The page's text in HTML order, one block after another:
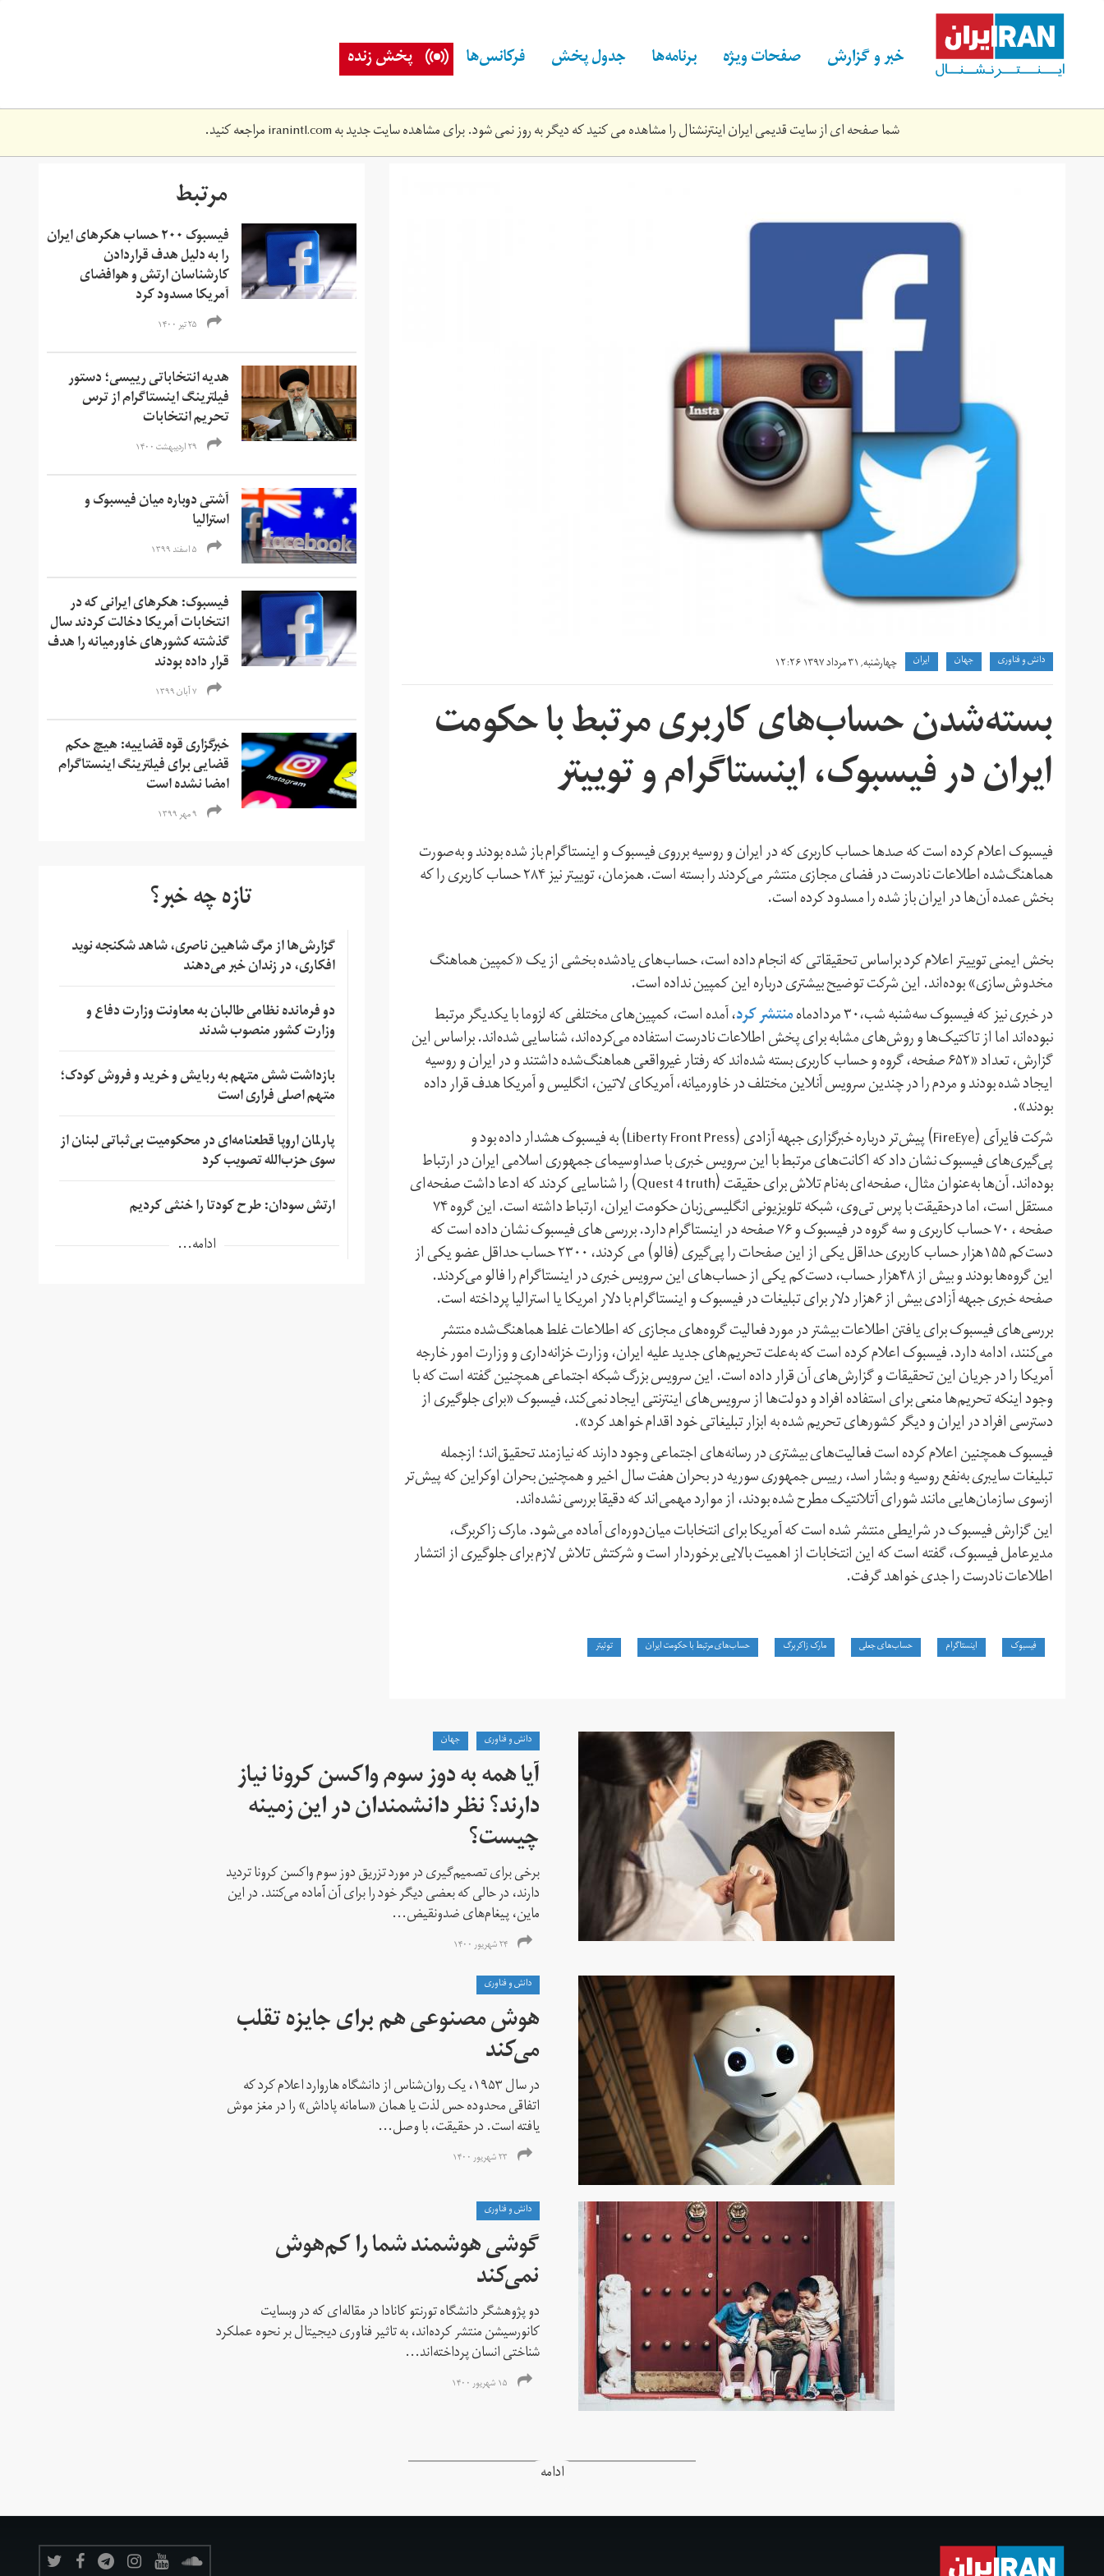
content خبر و گزارش صفحات ویژه برنامه‌ها جدول پخش فرکانس‌ها پخش زنده
شما صفحه ای از سایت قدیمی ایران اینترنشنال را مشاهده می کنید که دیگر به روز نمی شود. برای مشاهده سایت جدید بهiranintl.comمراجعه کنید.
دانش و فناوری جهان ايران چهارشنبه, ۳۱ مرداد ۱۳۹۷ ۱۲:۲۶
بسته‌شدن حساب‌های کاربری مرتبط با حکومت
ایران در فیسبوک، اینستاگرام و توییتر
فیسبوک اعلام کرده است که صدها حساب کاربری که در ایران و روسیه برروی فیسبوک و اینستاگرام باز شده بودند و به‌صورت
هماهنگ‌شده اطلاعات نادرست در فضای مجازی منتشر می‌کردند را بسته است. همزمان، توییتر نیز ۲۸۴ حساب کاربری را که
بخش عمده آن‌ها در ایران باز شده را مسدود کرده است.
بخش ایمنی توییتر اعلام کرد براساس تحقیقاتی که انجام داده است، حساب‌های یادشده بخشی از یک «کمپین هماهنگ
مخدوش‌سازی» بوده‌اند. این شرکت توضیح بیشتری درباره این کمپین نداده است.
در خبری نیز که فیسبوک سه‌شنبه شب،۳۰ مردادماه
منتشر کرد، آمده است، کمپین‌های مختلفی که لزوما با یکدیگر مرتبط
نبوده‌اند اما از تاکتیک‌‌ها و روش‌های مشابه برای پخش اطلاعات نادرست استفاده می‌کرده‌اند، شناسایی شده‌اند. براساس این
گزارش، تعداد «۶۵۲ صفحه، گروه و حساب کاربری بسته شده‌اند که رفتار غیرواقعی هماهنگ‌شده داشتند و در ایران و روسیه
ایجاد شده بودند و مردم را در چندین سرویس آنلاین مختلف در خاورمیانه، آمریکای لاتین، انگلیس و آمریکا هدف قرار داده
بودند».
شرکت فایرآی (FireEye) پیش‌تر درباره خبرگزاری جبهه آزادی (Liberty Front Press) به فیسبوک هشدار داده بود و
پی‌گیری‌های فیسبوک نشان داد که اکانت‌های مرتبط با این سرویس خبری با صداوسیمای جمهوری اسلامی ایران در ارتباط
بوده‌اند. آن‌ها به‌عنوان مثال، صفحه‌ای به‌نام تلاش برای حقیقت (Quest 4 truth) را شناسایی کردند که ادعا داشت صفحه‌ای
مستقل است، اما درحقیقت با پرس تی‌وی، شبکه تلویزیونی انگلیسی‌زبان حکومت ایران، ارتباط داشته است. این گروه ۷۴
صفحه ، ۷۰ حساب کاربری و سه گروه در فیسبوک و ۷۶ صفحه در اینستاگرام دارد. بررسی های فیسبوک نشان داده است که
دست‌کم ۱۵۵هزار حساب کاربری حداقل یکی از این صفحات را پی‌گیری (فالو) می کردند، ۲۳۰۰ حساب حداقل عضو یکی از
این گروه‌ها بودند و بیش از ۴۸هزار حساب، دست‌کم یکی از حساب‌های این سرویس خبری در اینستاگرام را فالو می‌کردند.
صفحه خبری جبهه آزادی بیش از ۶هزار دلار برای تبلیغات در فیسبوک و اینستاگرام با دلار امریکا یا استرالیا پرداخته است.
بررسی‌های فیسبوک برای یافتن اطلاعات بیشتر در مورد فعالیت گروه‌های مجازی که اطلاعات غلط هماهنگ‌شده منتشر
می‌کنند، ادامه دارد. فیسبوک اعلام کرده است که به‌علت تحریم‌های جدید علیه ایران، وزارت خزانه‌داری و وزارت امور خارجه
آمریکا را در جریان این تحقیقات و گزارش‌های آن قرار داده است. این سرویس بزرگ شبکه اجتماعی همچنین گفته است که با
وجود اینکه تحریم‌ها منعی برای استفاده افراد و دولت‌ها از سرویس‌های اینترنتی ایجاد نمی‌کند، فیسبوک «برای جلوگیری از
دسترسی افراد در ایران و دیگر کشورهای تحریم شده به ابزار تبلیغاتی خود اقدام خواهد کرد».
فیسبوک همچنین اعلام کرده است فعالیت‌های بیشتری در رسانه‌های اجتماعی وجود دارند که نیازمند تحقیق‌اند؛ ازجمله
تبلیغات سایبری به‌نفع روسیه و بشار اسد، رییس‌ جمهوری سوریه در بحران هفت سال اخیر و همچنین بحران اوکراین که پیش‌تر
ازسوی سازمان‌هایی مانند شورای آتلانتیک مطرح شده بودند، از موارد مهمی‌اند که دقیقا بررسی نشده‌اند.
این گزارش فیسبوک در شرایطی منتشر شده است که آمریکا برای انتخابات میان‌دوره‌ای آماده می‌شود. مارک زاکربرگ،
مدیرعامل فیسبوک، گفته است که این انتخابات از اهمیت بالایی برخوردار است و شرکتش تلاش لازم برای جلوگیری از انتشار
اطلاعات نادرست را جدی خواهد گرفت.
فیسبوک اینستاگرام حساب‌های جعلی مارک زاکربرگ حساب‌های مرتبط با حکومت ایران توئیتر
مرتبط
فیسبوک ۲۰۰ حساب هکرهای ایران
را به دلیل هدف قراردادن
کارشناسان ارتش و هوافضای
آمریکا مسدود کرد
۲۵ تیر ۱۴۰۰
هدیه انتخاباتی رییسی؛ دستور
فیلترینگ اینستاگرام از ترس
تحریم انتخابات
۲۹ اردیبهشت ۱۴۰۰
آشتی دوباره میان فیسبوک و
استرالیا
۵ اسفند ۱۳۹۹
فیسبوک: هکرهای ایرانی که در
انتخابات آمریکا دخالت کردند سال
گذشته کشورهای خاورمیانه را هدف
قرار داده بودند
۷ آبان ۱۳۹۹
خبرگزاری قوه قضاییه: هیچ حکم
قضایی برای فیلترینگ اینستاگرام
امضا نشده است
۹ مهر ۱۳۹۹
تازه چه خبر؟
گزارش‌ها از مرگ شاهین ناصری، شاهد شکنجه نوید
افکاری، در زندان خبر می‌دهند
دو فرمانده نظامی طالبان به معاونت وزارت دفاع و
وزارت کشور منصوب شدند
بازداشت شش متهم به ربایش و خرید و فروش کودک؛
متهم اصلی فراری است
پارلمان اروپا قطعنامه‌ای در محکومیت بی‌ثباتی لبنان از
سوی حزب‌الله تصویب کرد
ارتش سودان: طرح کودتا را خنثی کردیم
ادامه...
دانش و فناوری جهان
آیا همه به دوز سوم واکسن کرونا نیاز
دارند؟ نظر دانشمندان در این زمینه
چیست؟
برخی برای تصمیم‌گیری در مورد تزریق دوز سوم واکسن کرونا تردید
دارند، در حالی که بعضی دیگر خود را برای آن آماده می‌کنند. در این
ماین، پیغام‌های ضدونقیض...
۲۴ شهریور ۱۴۰۰
دانش و فناوری
هوش مصنوعی هم برای جایزه تقلب
می‌کند
در سال ۱۹۵۳، یک روان‌شناس از دانشگاه هاروارد اعلام کرد که
اتفاقی محدوده حس لذت یا همان «سامانه پاداش» را در مغز موش
یافته است. در حقیقت، با وصل...
۲۳ شهریور ۱۴۰۰
دانش و فناوری
گوشی هوشمند شما را کم‌هوش‌
نمی‌کند
دو پژوهشگر دانشگاه تورنتو کانادا در مقاله‌ای که در وبسایت
کانورسیشن منتشر کرده‌اند، به تاثیر فناوری دیجیتال بر نحوه عملکرد
شناختی انسان پرداخته‌اند...
۱۵ شهریور ۱۴۰۰
ادامه